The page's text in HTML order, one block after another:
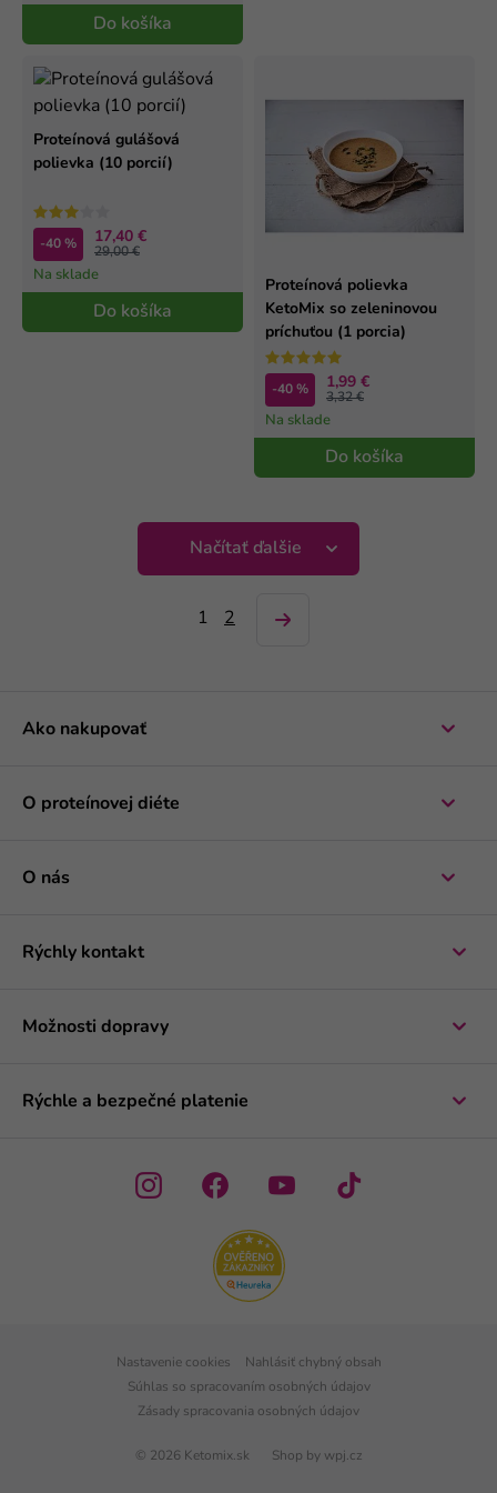
Do košíka
Do košíka
Proteínová gulášová
polievka (10 porcií)
-40 % 17,40 €
29,00 €
Na sklade
Do košíka
Proteínová polievka
KetoMix so zeleninovou
príchuťou (1 porcia)
-40 % 1,99 €
3,32 €
Na sklade
Načítať ďalšie
1 2
Ako nakupovať
O proteínovej diéte
O nás
Rýchly kontakt
Možnosti dopravy
Rýchle a bezpečné platenie
© 2026 Ketomix.sk
Nastavenie cookies
Nahlásiť chybný obsah
Súhlas so spracovaním osobných údajov
Zásady spracovania osobných údajov
Shop by wpj.cz